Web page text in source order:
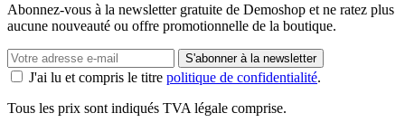
Abonnez-vous à la newsletter gratuite de Demoshop et ne ratez plus
aucune nouveauté ou offre promotionnelle de la boutique.
S'abonner à la newsletter
J'ai lu et compris le titre politique de confidentialité.
Tous les prix sont indiqués TVA légale comprise.